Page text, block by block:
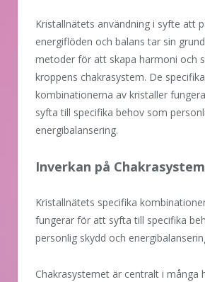
Kristallnätets användning i syfte att
energiflöden och balans tar sin
metoder för att skapa harmoni och
kroppens chakrasystem. De specifika
kombinationerna av kristaller
syfta till specifika behov som
energibalansering.
Inverkan på
Kristallnätets specifika
fungerar för att syfta till specifika
personlig skydd och
Chakrasystemet är centralt i många